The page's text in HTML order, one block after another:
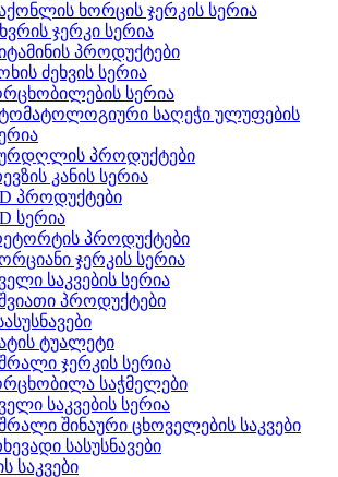
ხორცის ჯერკის სერია
ჯერკი სერია
პროდუქტები
ძეხვის სერია
სერია
საღეჭი ულუფების
პროდუქტები
კანის სერია
პროდუქტები
სერია
პროდუქტები
ჯერკის სერია
საკვების სერია
პროდუქტები
ტუალეტი
ჯერკის სერია
საჭმელები
საკვების სერია
შინაური ცხოველების საკვები
სასუსნავები
საკვები